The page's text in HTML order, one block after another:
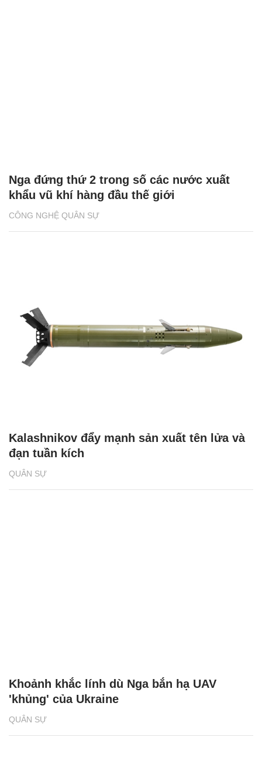
CÔNG NGHỆ QUÂN SỰ
Nga đứng thứ 2 trong số các nước xuất
khẩu vũ khí hàng đầu thế giới
QUÂN SỰ
Kalashnikov đẩy mạnh sản xuất tên lửa và
đạn tuần kích
QUÂN SỰ
Khoảnh khắc lính dù Nga bắn hạ UAV
'khủng' của Ukraine